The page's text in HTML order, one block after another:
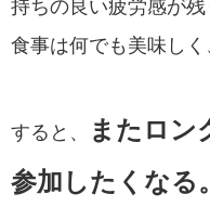
持ちの良い疲労感が
食事は何でも美味しく
すると、
またロン
参加したくなる。